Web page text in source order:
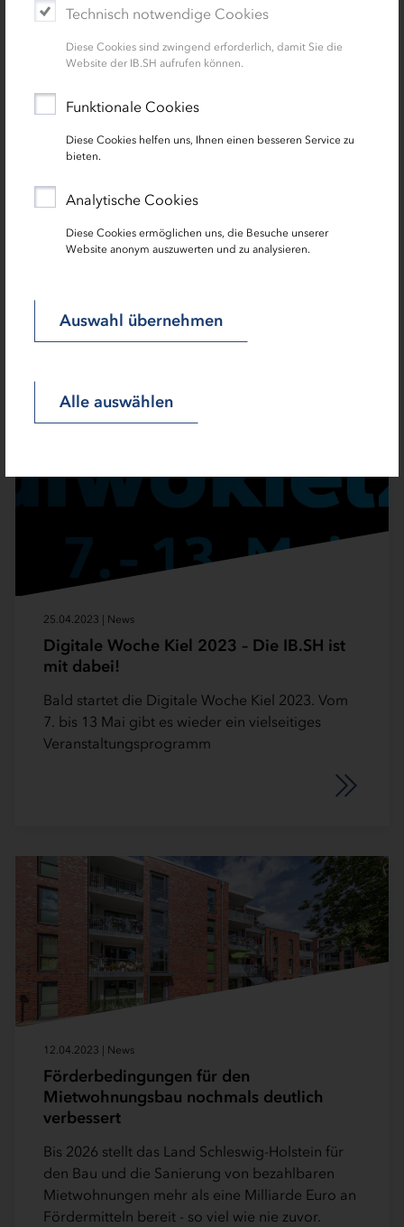
Technisch notwendige Cookies
Diese Cookies sind zwingend erforderlich, damit Sie die
Website der IB.SH aufrufen können.
Funktionale Cookies
Diese Cookies helfen uns, Ihnen einen besseren Service zu
bieten.
Analytische Cookies
Diese Cookies ermöglichen uns, die Besuche unserer
Website anonym auszuwerten und zu analysieren.
Auswahl übernehmen
Alle auswählen
11.05.2023 | Presse
heißt „endlosschleife"
Mit Geschenkpapier aus Stoff hat das JUNIOR
Unternehmen „endlosschleife“ am 10.05.2023
beim Landesentscheid der IW JUNIOR gGmbH
in Kiel den Titel gewonnen. Die Schülerinnen
und Schüler überzeugten die Jury aus Bildungs-
und Wirtschaftsvertreterinnen und -vertretern.
Deutschlands beste Schülerfirma gekürt wird.
25.04.2023 | News
Digitale Woche Kiel 2023 – Die IB.SH ist
mit dabei!
Bald startet die Digitale Woche Kiel 2023. Vom
7. bis 13 Mai gibt es wieder ein vielseitiges
Veranstaltungsprogramm
12.04.2023 | News
Förderbedingungen für den
Mietwohnungsbau nochmals deutlich
verbessert
Bis 2026 stellt das Land Schleswig-Holstein für
den Bau und die Sanierung von bezahlbaren
Mietwohnungen mehr als eine Milliarde Euro an
Fördermitteln bereit - so viel wie nie zuvor.